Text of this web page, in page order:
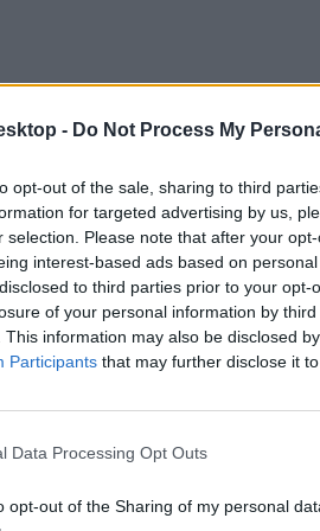
- Do Not Process My
opt-out of the sale, sharing to third
for targeted advertising by us,
selection. Please note that after your
interest-based ads based on
to third parties prior to your
of your personal information by
This information may also be disclosed
Participants that may further disclose it
Data Processing Opt Outs
opt-out of the Sharing of my personal
értékelték az egyetemeket, mint az
a nemzetközi kutatási hálózat
lett, amit a nemzetközi